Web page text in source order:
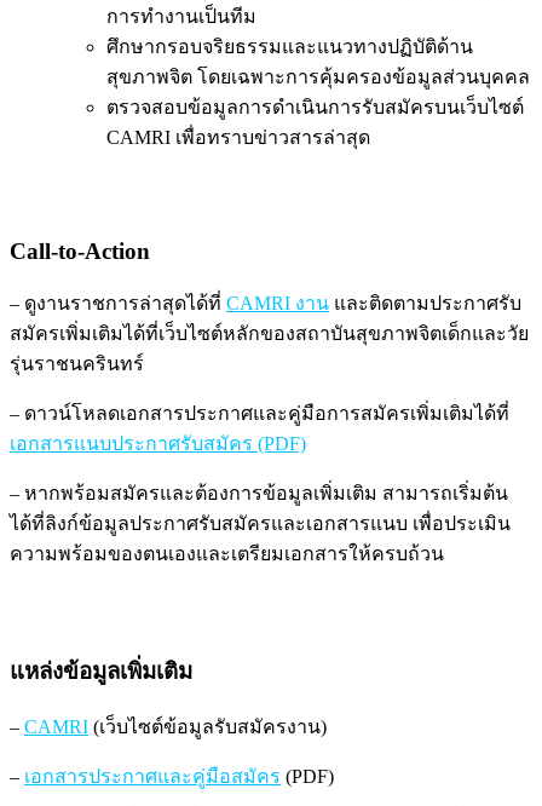
การทำงานเป็นทีม
ศึกษากรอบจริยธรรมและแนวทางปฏิบัติด้าน
สุขภาพจิต โดยเฉพาะการคุ้มครองข้อมูลส่วนบุคคล
ตรวจสอบข้อมูลการดำเนินการรับสมัครบนเว็บไซต์
CAMRI เพื่อทราบข่าวสารล่าสุด
Call-to-Action
– ดูงานราชการล่าสุดได้ที่ CAMRI งาน และติดตามประกาศรับ
สมัครเพิ่มเติมได้ที่เว็บไซต์หลักของสถาบันสุขภาพจิตเด็กและวัย
รุ่นราชนครินทร์
– ดาวน์โหลดเอกสารประกาศและคู่มือการสมัครเพิ่มเติมได้ที่
เอกสารแนบประกาศรับสมัคร (PDF)
– หากพร้อมสมัครและต้องการข้อมูลเพิ่มเติม สามารถเริ่มต้น
ได้ที่ลิงก์ข้อมูลประกาศรับสมัครและเอกสารแนบ เพื่อประเมิน
ความพร้อมของตนเองและเตรียมเอกสารให้ครบถ้วน
แหล่งข้อมูลเพิ่มเติม
– CAMRI (เว็บไซต์ข้อมูลรับสมัครงาน)
– เอกสารประกาศและคู่มือสมัคร (PDF)